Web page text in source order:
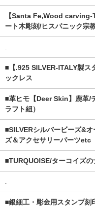
【Santa Fe,Wood carving-
ート木彫刻/ヒスパニック宗
.
■【.925 SILVER-ITALY製ス
ックレス
■革ヒモ【Deer Skin】鹿革/
ラフト紐）
■SILVERシルバービーズ&
ズ＆アクセサリーパーツetc
■TURQUOISE/ターコイズ
.
■銀細工・彫金用スタンプ刻